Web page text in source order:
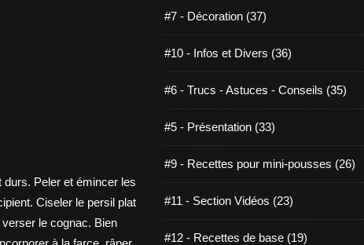
#7 - Décoration (37)
#10 - Infos et Divers (36)
#6 - Trucs - Astuces - Conseils (35)
#5 - Présentation (33)
#9 - Recettes pour mini-pousses (26)
#11 - Section Vidéos (23)
#12 - Recettes de base (19)